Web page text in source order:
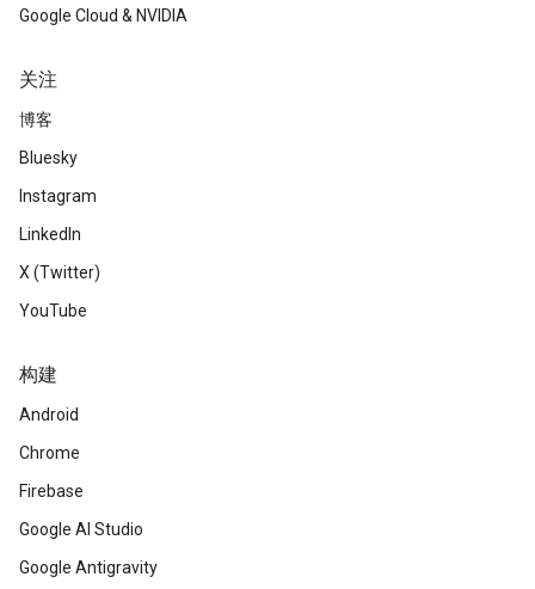
Google Cloud & NVIDIA
关注
博客
Bluesky
Instagram
LinkedIn
X (Twitter)
YouTube
构建
Android
Chrome
Firebase
Google AI Studio
Google Antigravity